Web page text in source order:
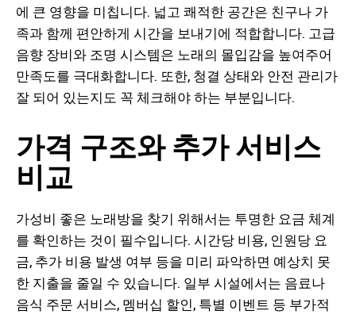
에 큰 영향을 미칩니다. 넓고 쾌적한 공간은 친구나 가
족과 함께 편안하게 시간을 보내기에 적합합니다. 고급
음향 장비와 조명 시스템은 노래의 몰입감을 높여주어
만족도를 극대화합니다. 또한, 청결 상태와 안전 관리가
잘 되어 있는지도 꼭 체크해야 하는 부분입니다.
가격 구조와 추가 서비스
비교
가성비 좋은 노래방을 찾기 위해서는 투명한 요금 체계
를 확인하는 것이 필수입니다. 시간당 비용, 인원당 요
금, 추가 비용 발생 여부 등을 미리 파악하면 예상치 못
한 지출을 줄일 수 있습니다. 일부 시설에서는 음료나
음식 주문 서비스, 멤버십 할인, 특별 이벤트 등 부가적